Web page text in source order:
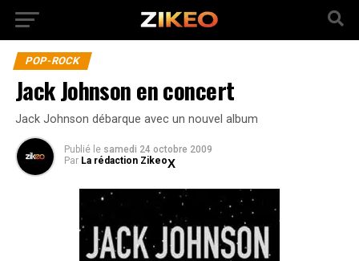
POP-ROCK
Jack Johnson en concert
Jack Johnson débarque avec un nouvel album
Publié le samedi 24 octobre 2009
Par La rédaction Zikeo